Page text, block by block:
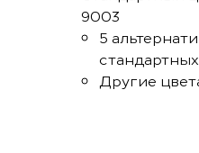
9003
5
Другие